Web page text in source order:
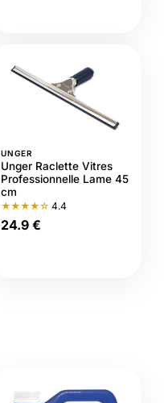
UNGER
Unger Raclette Vitres
Professionnelle Lame 45
cm
★★★★☆ 4.4
24.9 €